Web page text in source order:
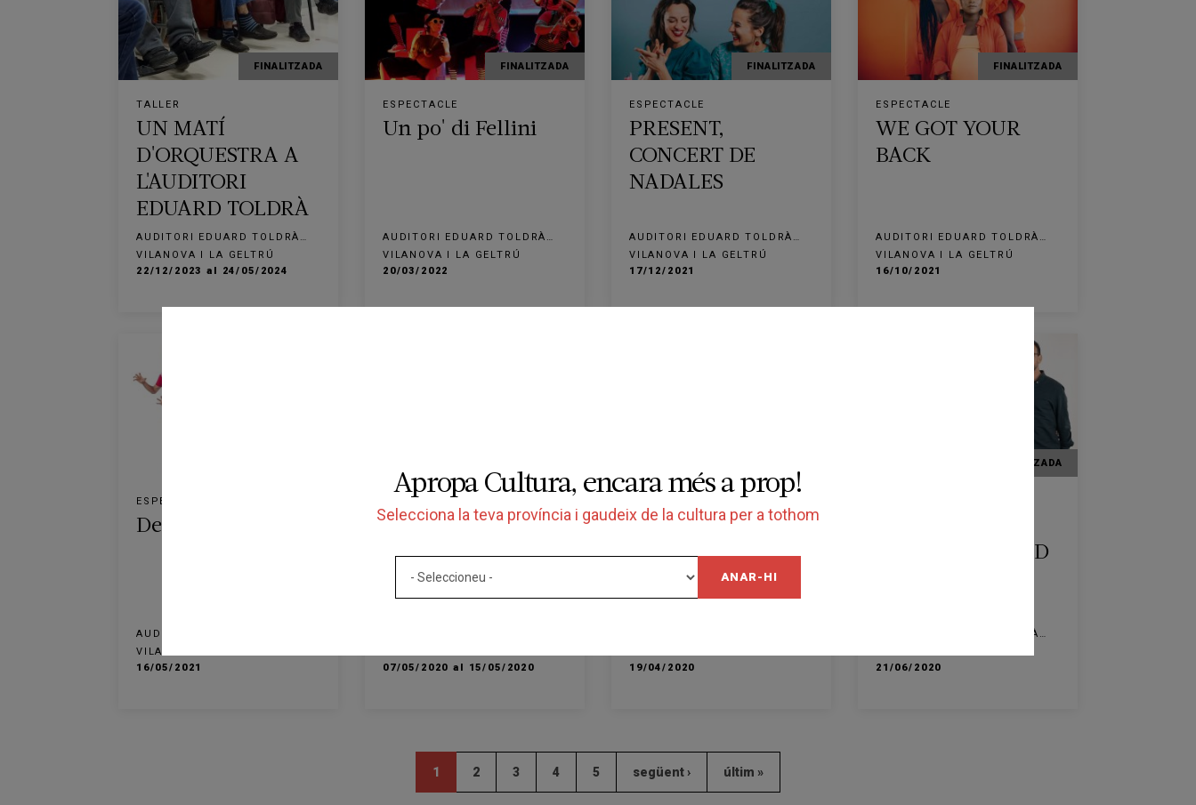
Apropa Cultura, encara més a prop!
Selecciona la teva província i gaudeix de la cultura per a tothom
ANAR-HI
FINALITZADA
TALLER
UN MATÍ
D'ORQUESTRA A
L'AUDITORI
EDUARD TOLDRÀ
AUDITORI EDUARD TOLDRÀ
VILANOVA I LA GELTRÚ
VILANOVA I LA GELTRÚ
22/12/2023 al 24/05/2024
FINALITZADA
ESPECTACLE
Un po' di Fellini
AUDITORI EDUARD TOLDRÀ
VILANOVA I LA GELTRÚ
VILANOVA I LA GELTRÚ
20/03/2022
FINALITZADA
ESPECTACLE
PRESENT,
CONCERT DE
NADALES
AUDITORI EDUARD TOLDRÀ
VILANOVA I LA GELTRÚ
VILANOVA I LA GELTRÚ
17/12/2021
FINALITZADA
ESPECTACLE
WE GOT YOUR
BACK
AUDITORI EDUARD TOLDRÀ
VILANOVA I LA GELTRÚ
VILANOVA I LA GELTRÚ
16/10/2021
ESPECTACLE
De cap per avall
AUDITORI EDUARD TOLDRÀ
VILANOVA I LA GELTRÚ
VILANOVA I LA GELTRÚ
16/05/2021
CANTEM!
07/05/2020 al 15/05/2020
CAMERATA -
Contrallums
19/04/2020
FINALITZADA
RASPALL WORLD
AUDITORI EDUARD TOLDRÀ
21/06/2020
1 2 3 4 5 següent › últim »